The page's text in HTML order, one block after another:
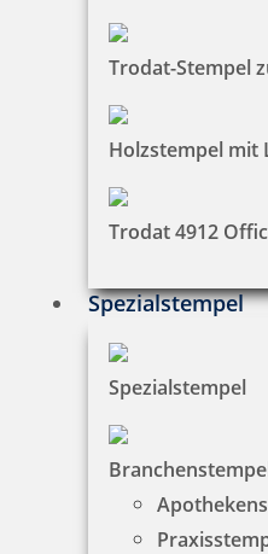
Trodat-Stempel
Holzstempel mit
Trodat 4912
Spezialstempel
Spezialstempel
Smartpen Heri Stamp & Touch
Jetzt gestalten